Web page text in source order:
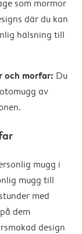
som mormor
där du kan
hälsning till
och morfar: Du
av
mugg i
mugg till
med
dem
design